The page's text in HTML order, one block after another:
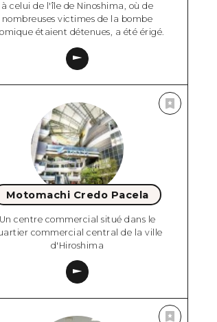
à celui de l'île de Ninoshima, où de
nombreuses victimes de la bombe
étaient détenues, a été érigé.
Motomachi Credo Pacela
Un centre commercial situé dans le
commercial central de la ville
d'Hiroshima